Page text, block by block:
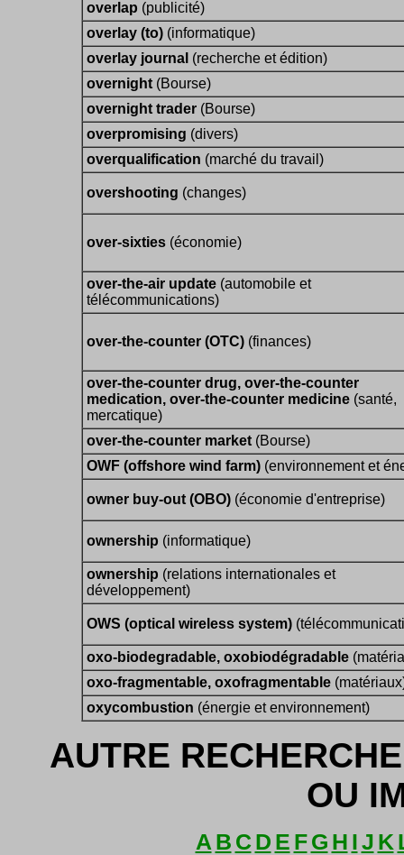
overlap (publicité)
overlay (to) (informatique)
overlay journal (recherche et édition)
overnight (Bourse)
overnight trader (Bourse)
overpromising (divers)
overqualification (marché du travail)
overshooting (changes)
over-sixties (économie)
over-the-air update (automobile et
télécommunications)
over-the-counter (OTC) (finances)
over-the-counter drug, over-the-counter
medication, over-the-counter medicine (santé,
mercatique)
over-the-counter market (Bourse)
OWF (offshore wind farm) (environnement et
owner buy-out (OBO) (économie d'entreprise)
ownership (informatique)
ownership (relations internationales et
développement)
OWS (optical wireless system)
oxo-biodegradable, oxobiodégradable
oxo-fragmentable, oxofragmentable
oxycombustion (énergie et environnement)
AUTRE
OU
A B C D E F G H IJ K